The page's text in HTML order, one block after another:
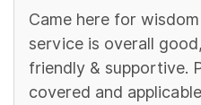
Came here for
service is overall
friendly & supportive.
covered and